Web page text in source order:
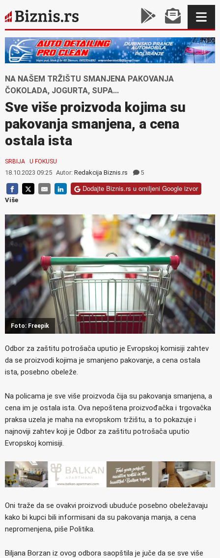
NA NAŠEM TRŽIŠTU SMANJENA PAKOVANJA
ČOKOLADA, JOGURTA, SUPA...
Sve više proizvoda kojima su
pakovanja smanjena, a cena
ostala ista
SRBIJA U FOKUSU
18.10.2023 09:25 Autor: Redakcija Biznis.rs 5
Dodajte Biznis.rs u omiljeni Google izvor
Više
Foto: Freepik
Odbor za zaštitu potrošača uputio je Evropskoj komisiji zahtev
da se proizvodi kojima je smanjeno pakovanje, a cena ostala
ista, posebno obeleže.
Na policama je sve više proizvoda čija su pakovanja smanjena, a
cena im je ostala ista. Ova nepoštena proizvođačka i trgovačka
praksa uzela je maha na evropskom tržištu, a to pokazuje i
najnoviji zahtev koji je Odbor za zaštitu potrošača uputio
Evropskoj komisiji.
Oni traže da se ovakvi proizvodi ubuduće posebno obeležavaju
kako bi kupci bili informisani da su pakovanja manja, a cena
nepromenjena, piše Politika.
Biljana Borzan iz ovog odbora saopštila je juče da se sve više